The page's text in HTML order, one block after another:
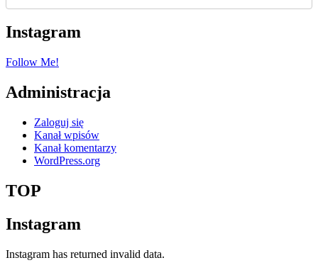
Instagram
Follow Me!
Administracja
Zaloguj się
Kanał wpisów
Kanał komentarzy
WordPress.org
TOP
Instagram
Instagram has returned invalid data.